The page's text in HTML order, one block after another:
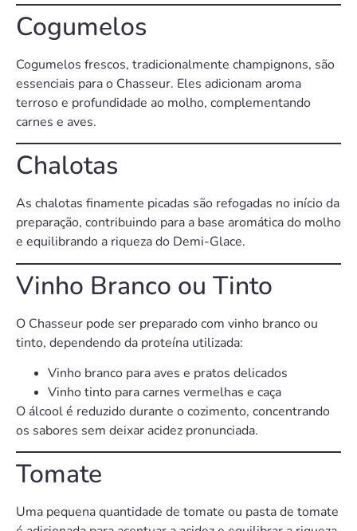
Cogumelos
Cogumelos frescos, tradicionalmente champignons, são
essenciais para o Chasseur. Eles adicionam aroma
terroso e profundidade ao molho, complementando
carnes e aves.
Chalotas
As chalotas finamente picadas são refogadas no início da
preparação, contribuindo para a base aromática do molho
e equilibrando a riqueza do Demi-Glace.
Vinho Branco ou Tinto
O Chasseur pode ser preparado com vinho branco ou
tinto, dependendo da proteína utilizada:
Vinho branco para aves e pratos delicados
Vinho tinto para carnes vermelhas e caça
O álcool é reduzido durante o cozimento, concentrando
os sabores sem deixar acidez pronunciada.
Tomate
Uma pequena quantidade de tomate ou pasta de tomate